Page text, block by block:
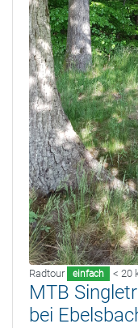
Radtour einfach < 20
MTB
bei